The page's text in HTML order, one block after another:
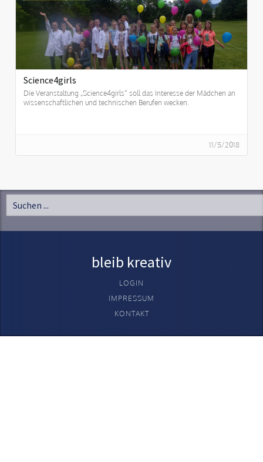
Science4girls
Die Veranstaltung „Science4girls“ soll das Interesse der Mädchen an
wissenschaftlichen und technischen Berufen wecken.
11/5/2018
bleib kreativ
LOGIN
IMPRESSUM
KONTAKT